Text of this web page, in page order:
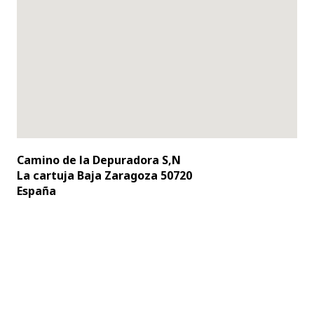
Camino de la Depuradora S,N
La cartuja Baja Zaragoza 50720
España